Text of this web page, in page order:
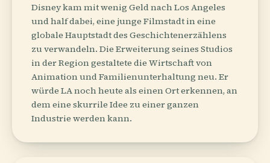
Disney kam mit wenig Geld nach Los Angeles
und half dabei, eine junge Filmstadt in eine
globale Hauptstadt des Geschichtenerzählens
zu verwandeln. Die Erweiterung seines Studios
in der Region gestaltete die Wirtschaft von
Animation und Familienunterhaltung neu. Er
würde LA noch heute als einen Ort erkennen, an
dem eine skurrile Idee zu einer ganzen
Industrie werden kann.